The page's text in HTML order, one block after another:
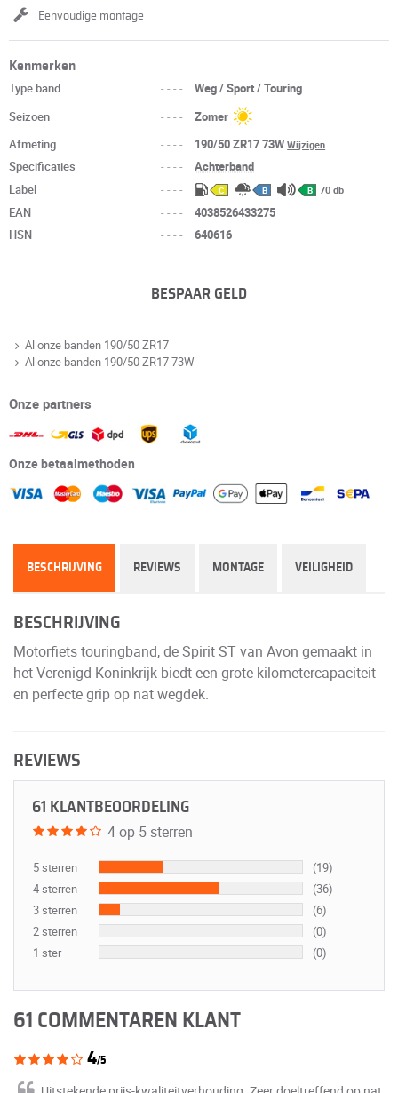
Eenvoudige montage
Kenmerken
Type band ----
Weg / Sport / Touring
Seizoen
----
Zomer
Afmeting
---- 190/50 ZR17 73WWijzigen
Specificaties ----
Achterband
Label
---- C B B 70 db
EAN ----
4038526433275
HSN
---- 640616
BESPAAR GELD
Al onze banden 190/50 ZR17
Al onze banden 190/50 ZR17 73W
Onze partners
Onze betaalmethoden
BESCHRIJVING REVIEWS MONTAGE VEILIGHEID
BESCHRIJVING
Motorfiets touringband, de Spirit ST van Avon gemaakt in
het Verenigd Koninkrijk biedt een grote kilometercapaciteit
en perfecte grip op nat wegdek.
REVIEWS
61 KLANTBEOORDELING
4 op 5 sterren
5 sterren
(19)
4 sterren
(36)
3 sterren
(6)
2 sterren
(0)
1 ster
(0)
61 COMMENTAREN KLANT
4/5